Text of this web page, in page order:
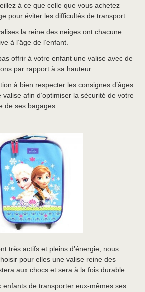
à ce que celle que vous achetez
pour éviter les difficultés de transport.
la reine des neiges ont chacune
à l’âge de l’enfant.
offrir à votre enfant une valise avec de
par rapport à sa hauteur.
à bien respecter les consignes d’âges
afin d’optimiser la sécurité de votre
de ses bagages.
très actifs et pleins d’énergie, nous
pour elles une valise reine des
aux chocs et sera à la fois durable.
enfants de transporter eux-mêmes ses